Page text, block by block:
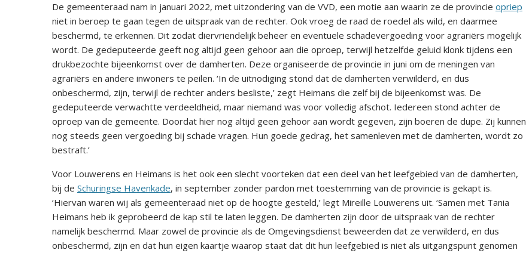
De gemeenteraad nam in januari 2022, met uitzondering van de VVD, een motie aan waarin ze de provincie opriep
niet in beroep te gaan tegen de uitspraak van de rechter. Ook vroeg de raad de roedel als wild, en daarmee
beschermd, te erkennen. Dit zodat diervriendelijk beheer en eventuele schadevergoeding voor agrariërs mogelijk
wordt. De gedeputeerde geeft nog altijd geen gehoor aan die oproep, terwijl hetzelfde geluid klonk tijdens een
drukbezochte bijeenkomst over de damherten. Deze organiseerde de provincie in juni om de meningen van
agrariërs en andere inwoners te peilen. ‘In de uitnodiging stond dat de damherten verwilderd, en dus
onbeschermd, zijn, terwijl de rechter anders besliste,’ zegt Heimans die zelf bij de bijeenkomst was. De
gedeputeerde verwachtte verdeeldheid, maar niemand was voor volledig afschot. Iedereen stond achter de
oproep van de gemeente. Doordat hier nog altijd geen gehoor aan wordt gegeven, zijn boeren de dupe. Zij kunnen
nog steeds geen vergoeding bij schade vragen. Hun goede gedrag, het samenleven met de damherten, wordt zo
bestraft.’
Voor Louwerens en Heimans is het ook een slecht voorteken dat een deel van het leefgebied van de damherten,
bij de Schuringse Havenkade, in september zonder pardon met toestemming van de provincie is gekapt is.
‘Hiervan waren wij als gemeenteraad niet op de hoogte gesteld,’ legt Mireille Louwerens uit. ‘Samen met Tania
Heimans heb ik geprobeerd de kap stil te laten leggen. De damherten zijn door de uitspraak van de rechter
namelijk beschermd. Maar zowel de provincie als de Omgevingsdienst beweerden dat ze verwilderd, en dus
onbeschermd, zijn en dat hun eigen kaartje waarop staat dat dit hun leefgebied is niet als uitgangspunt genomen